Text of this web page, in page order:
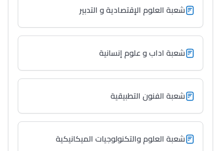
Post-Bac
+ de 78 Sujets
دليل المهن
ما يزيد عن 149 مهنة
شعبة العلوم الإقتصادية و التدبير
شعبة اداب و علوم إنسانية
شعبة الفنون التطبيقية
شعبة العلوم والتكنولوجيات الميكانيكية